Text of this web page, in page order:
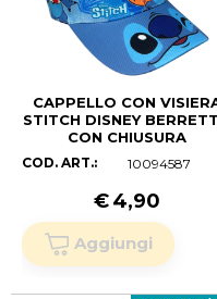
CAPPELLO CON
STITCH DISNEY
CON CHIUSURA
REGOLABILE BAMBINO -
LIL37-0148 (55 CM.)
COD. ART.: 10094587
€4,90